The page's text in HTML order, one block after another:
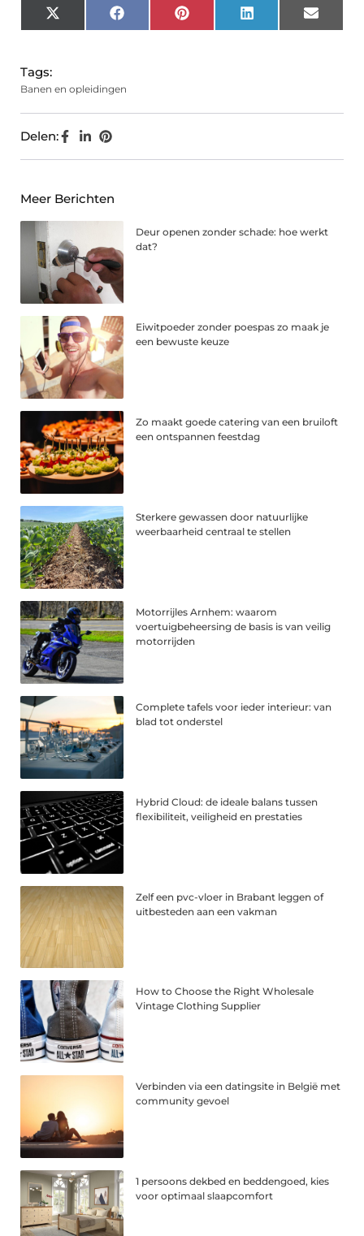
X
(Twitter)
FacebookPinterest LinkedIn Email
Tags:
Banen en opleidingen
Delen:
Meer Berichten
Deur openen zonder schade: hoe werkt
dat?
Eiwitpoeder zonder poespas zo maak je
een bewuste keuze
Zo maakt goede catering van een bruiloft
een ontspannen feestdag
Sterkere gewassen door natuurlijke
weerbaarheid centraal te stellen
Motorrijles Arnhem: waarom
voertuigbeheersing de basis is van veilig
motorrijden
Complete tafels voor ieder interieur: van
blad tot onderstel
Hybrid Cloud: de ideale balans tussen
flexibiliteit, veiligheid en prestaties
Zelf een pvc-vloer in Brabant leggen of
uitbesteden aan een vakman
How to Choose the Right Wholesale
Vintage Clothing Supplier
Verbinden via een datingsite in België met
community gevoel
1 persoons dekbed en beddengoed, kies
voor optimaal slaapcomfort